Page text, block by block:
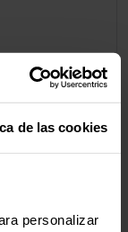
de las cookies
personalizar